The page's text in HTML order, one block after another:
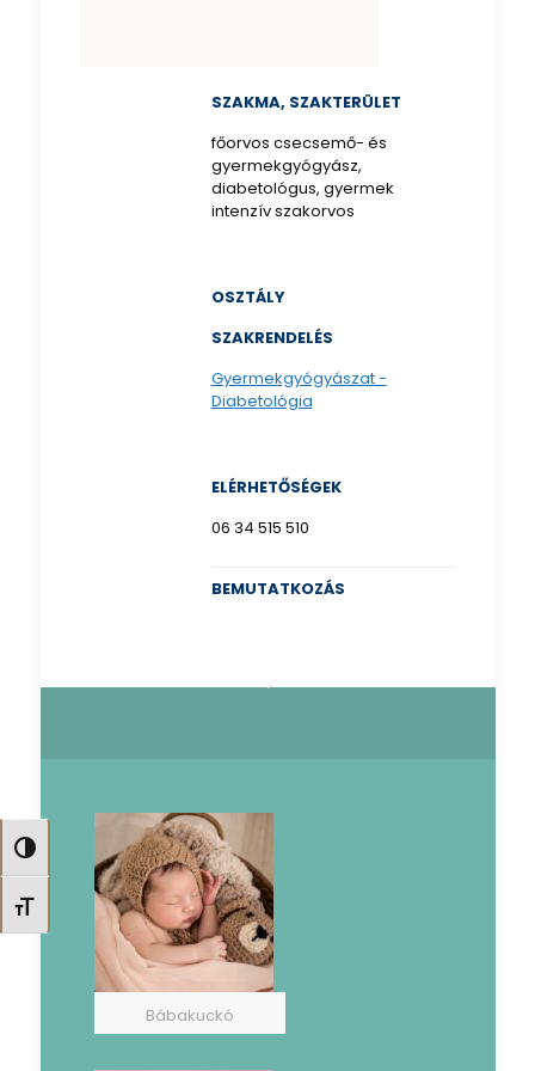
Nagy kontraszt váltása
Betűméret váltása
SZAKMA, SZAKTERÜLET
főorvos csecsemő- és
gyermekgyógyász,
diabetológus, gyermek
intenzív szakorvos
OSZTÁLY
SZAKRENDELÉS
Gyermekgyógyászat -
Diabetológia
ELÉRHETŐSÉGEK
06 34 515 510
BEMUTATKOZÁS
Bábakuckó